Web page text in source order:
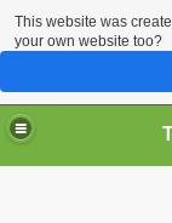
This website was
your own website too?